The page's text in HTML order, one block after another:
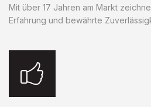
Mit über 17 Jahren am Markt
Erfahrung und bewährte